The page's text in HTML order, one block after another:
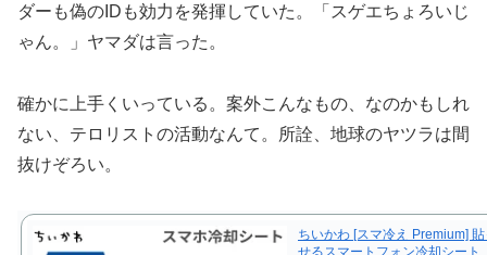
ダーも偽のIDも効力を発揮していた。「スゲエちょろいじ
ゃん。」ヤマダは言った。
確かに上手くいっている。案外こんなもの、なのかもしれ
ない、テロリストの活動なんて。所詮、地球のヤツラは間
抜けぞろい。
ちいかわ [スマ冷え Premium]